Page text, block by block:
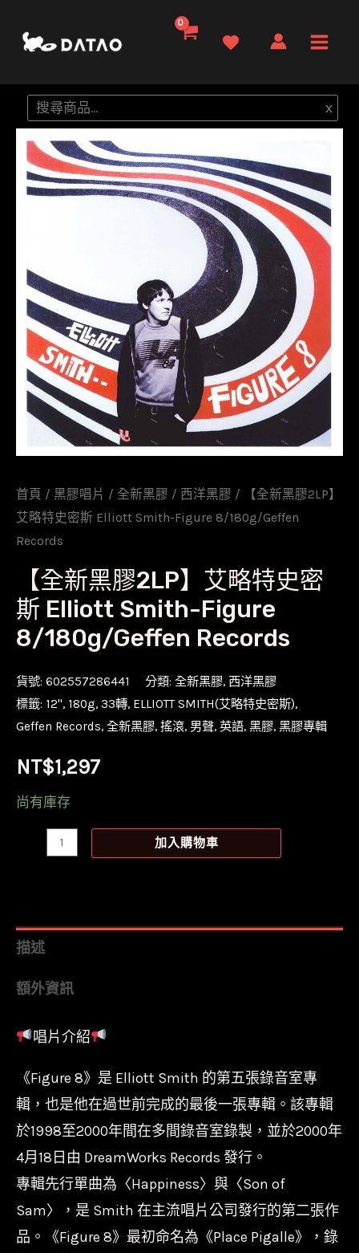
要
Menu
搜
尋
x
首頁 / 黑膠唱片 / 全新黑膠 / 西洋黑膠 / 【全新黑膠2LP】
艾略特史密斯 Elliott Smith-Figure 8/180g/Geffen
Records
【全新黑膠2LP】艾略特史密
斯 Elliott Smith-Figure
8/180g/Geffen Records
貨號: 602557286441 分類: 全新黑膠, 西洋黑膠
標籤: 12'', 180g, 33轉, ELLIOTT SMITH(艾略特史密斯),
Geffen Records, 全新黑膠, 搖滾, 男聲, 英語, 黑膠, 黑膠專輯
NT$1,297
尚有庫存
2LP】
略
史
斯
Elliott
Smith-
Figure
8/180g/Geffen
Records
數
加入購物車
描述
額外資訊
唱片介紹
《Figure 8》是 Elliott Smith 的第五張錄音室專
輯，也是他在過世前完成的最後一張專輯。該專輯
於1998至2000年間在多間錄音室錄製，並於2000年
4月18日由 DreamWorks Records 發行。
專輯先行單曲為〈Happiness〉與〈Son of
Sam〉，是 Smith 在主流唱片公司發行的第二張作
品。《Figure 8》最初命名為《Place Pigalle》，錄